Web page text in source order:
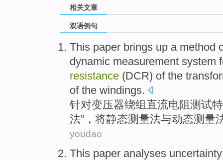
相关文章
双语例句
This paper brings up a method
dynamic measurement system
resistance (DCR) of the
of the windings.
针对变压器绕组直流电阻 测试
法”，将静态测量法与动态测量
youdao
This paper analyses uncertainty